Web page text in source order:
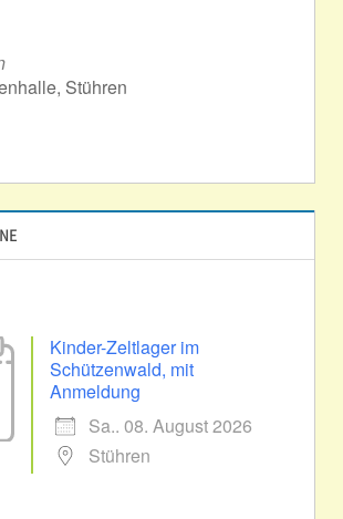
Stühren
Kinder-Zeltlager im
Schützenwald, mit
Anmeldung
Sa.. 08. August 2026
Stühren